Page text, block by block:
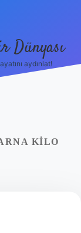
Dünyası
aydınlat!
KILO